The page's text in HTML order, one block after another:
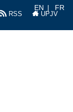
RSS UPJV
EN FR